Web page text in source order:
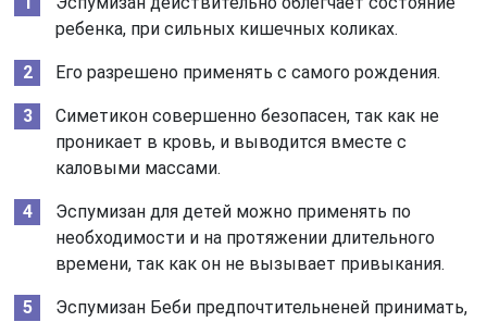
ребенка, при сильных кишечных коликах.
Его разрешено применять с самого рождения.
Симетикон совершенно безопасен, так как не
проникает в кровь, и выводится вместе с
каловыми массами.
Эспумизан для детей можно применять по
необходимости и на протяжении длительного
времени, так как он не вызывает привыкания.
Эспумизан Беби предпочтительненей принимать,